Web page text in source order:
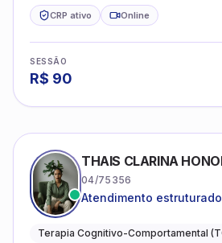
CRP ativo Online
SESSÃO
R$ 90
THAIS CLARINA
04/75356
Atendimento
excessiva
Terapia Cognitivo-Comportamental